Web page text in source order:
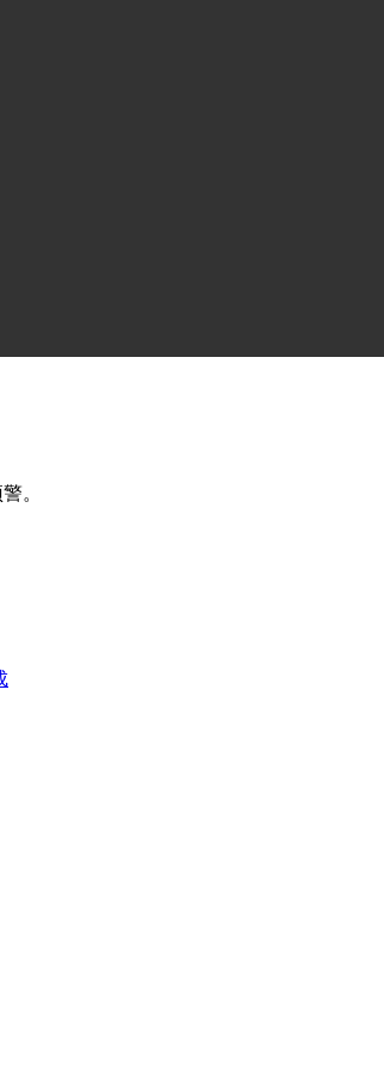
行身份识别。每人通过3-5秒，一人通过三
。